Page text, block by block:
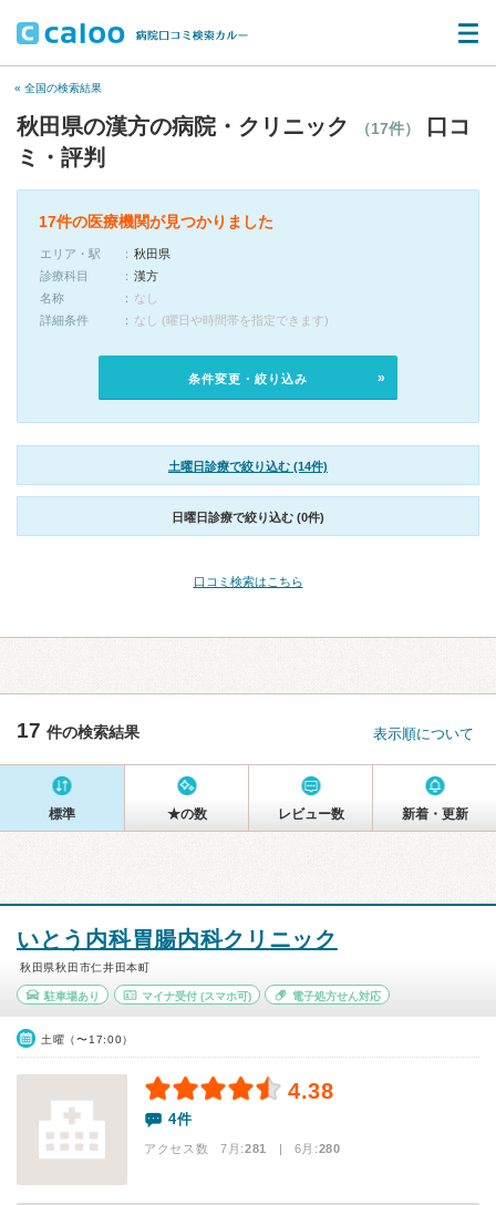
« 全国の検索結果
秋田県の漢方の病院・クリニック （17件）
口コ
ミ・評判
17件の医療機関が見つかりました
エリア・駅
秋田県
診療科目
漢方
名称
なし
詳細条件
なし (曜日や時間帯を指定できます)
条件変更・絞り込み
土曜日診療で絞り込む (14件)
日曜日診療で絞り込む (0件)
口コミ検索はこちら
17 件の検索結果 表示順について
標準 ★の数 レビュー数 新着・更新
いとう内科胃腸内科クリニック
秋田県秋田市仁井田本町
駐車場あり マイナ受付(スマホ可) 電子処方せん対応
土曜（〜17:00）
4.38
4件
アクセス数 7月:281 | 6月:280